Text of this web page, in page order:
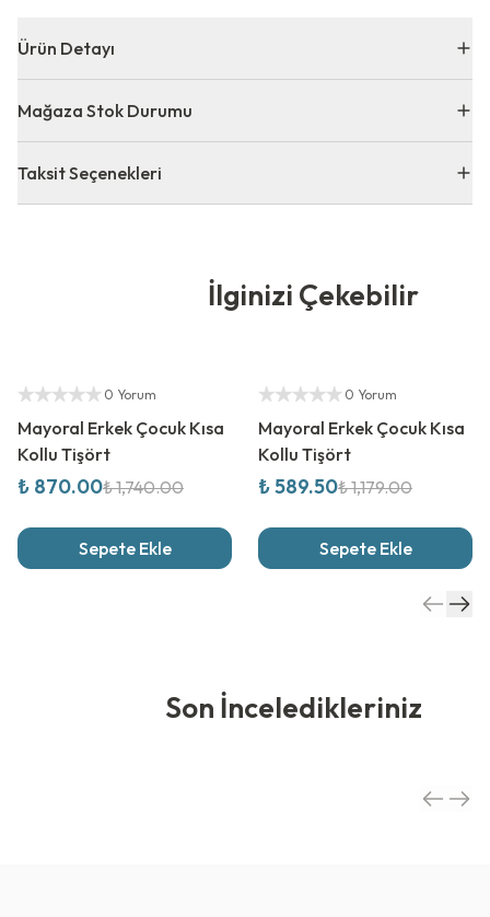
Ürün Detayı
Mağaza Stok Durumu
Taksit Seçenekleri
İlginizi Çekebilir
Yetkili Satıcı
0 Yorum
Mayoral Erkek Çocuk Kısa
Kollu Tişört
₺ 870.00₺ 1,740.00
Sepete Ekle
Yetkili Satıcı
0 Yorum
Mayoral Erkek Çocuk Kısa
Kollu Tişört
₺ 589.50₺ 1,179.00
Sepete Ekle
Son İnceledikleriniz